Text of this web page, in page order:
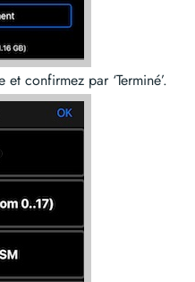
confirmez par ‘Terminé’.